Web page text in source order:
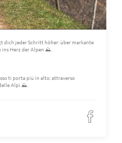
dich jeder Schritt höher: über markante
ins Herz der Alpen ⛰️.
ti porta più in alto: attraverso
Alpi ⛰️.